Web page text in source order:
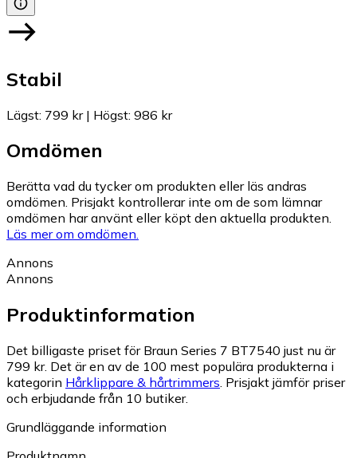
Stabil
Lägst: 799 kr| Högst: 986 kr
Omdömen
Berätta vad du tycker om produkten eller läs andras
omdömen. Prisjakt kontrollerar inte om de som lämnar
omdömen har använt eller köpt den aktuella produkten.
Läs mer om omdömen.
Annons
Annons
Produktinformation
Det billigaste priset för Braun Series 7 BT7540 just nu är
799 kr. Det är en av de 100 mest populära produkterna i
kategorin Hårklippare & hårtrimmers. Prisjakt jämför priser
och erbjudande från 10 butiker.
Grundläggande information